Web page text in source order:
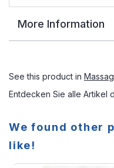
More Information
See this product in
Entdecken Sie alle Artikel
We found other
like!